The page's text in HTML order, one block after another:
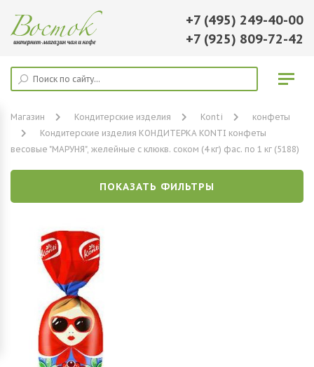
+7 (495) 249-40-00
+7 (925) 809-72-42
Магазин Кондитерские изделия Konti
конфеты
Кондитерские изделия КОНДИТЕРКА KONTI конфеты
весовые "МАРУНЯ", желейные с клюкв. соком (4 кг) фас. по 1 кг (5188)
ПОКАЗАТЬ ФИЛЬТРЫ